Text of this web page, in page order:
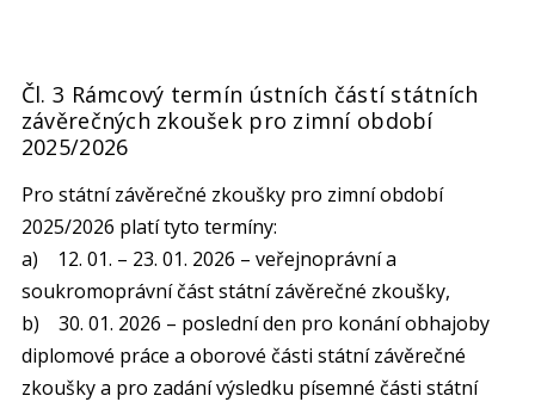
Čl. 3 Rámcový termín ústních částí státních
závěrečných zkoušek pro zimní období
2025/2026
Pro státní závěrečné zkoušky pro zimní období
2025/2026 platí tyto termíny:
a) 12. 01. – 23. 01. 2026 – veřejnoprávní a
soukromoprávní část státní závěrečné zkoušky,
b) 30. 01. 2026 – poslední den pro konání obhajoby
diplomové práce a oborové části státní závěrečné
zkoušky a pro zadání výsledku písemné části státní